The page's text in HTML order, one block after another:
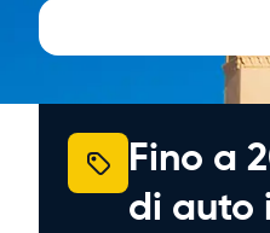
Fino a
di auto